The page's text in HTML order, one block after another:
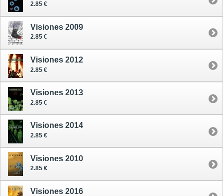
2.85 €
Visiones 2009
2.85 €
Visiones 2012
2.85 €
Visiones 2013
2.85 €
Visiones 2014
2.85 €
Visiones 2010
2.85 €
Visiones 2016